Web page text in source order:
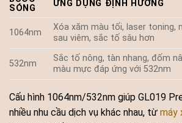
SÓNG
ỨNG DỤNG ĐỊNH HƯỚNG
1064nm
Xóa xăm màu tối, laser toning,
sau viêm, sắc tố sâu hơn
532nm
Sắc tố nông, tàn nhang, đốm
màu mực đáp ứng với 532nm
Cấu hình 1064nm/532nm giúp GL019
nhiều nhu cầu dịch vụ khác nhau, từ máy